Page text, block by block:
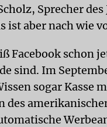
Sprecher
ist aber nach wie
Facebook schon
sind. Im
sogar Kasse